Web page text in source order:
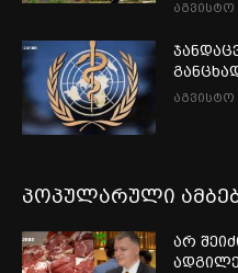
აგვისტო
აგვისტო
პოპულარული
არ